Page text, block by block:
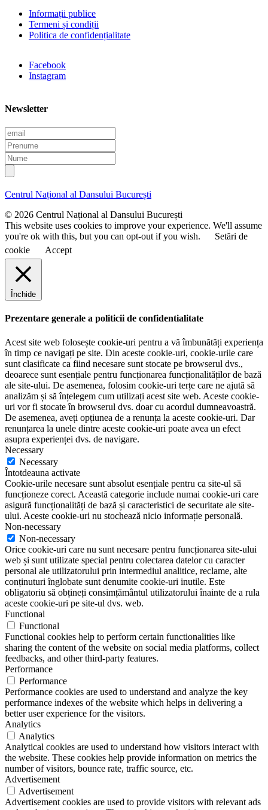
Informații publice
Termeni și condiții
Politica de confidențialitate
Facebook
Instagram
Newsletter
E
m
a
i
l
P
r
e
n
m
N
u
m
e
Centrul Național al Dansului București
© 2026 Centrul Național al Dansului București
This website uses cookies to improve your experience. We'll assume
you're ok with this, but you can opt-out if you wish.
Setări de
cookie
Accept
Închide
Prezentare generale a politicii de confidentialitate
Acest site web folosește cookie-uri pentru a vă îmbunătăți experiența
în timp ce navigați pe site. Din aceste cookie-uri, cookie-urile care
sunt clasificate ca fiind necesare sunt stocate pe browserul dvs.,
deoarece sunt esențiale pentru funcționarea funcționalităților de bază
ale site-ului. De asemenea, folosim cookie-uri terțe care ne ajută să
analizăm și să înțelegem cum utilizați acest site web. Aceste cookie-
uri vor fi stocate în browserul dvs. doar cu acordul dumneavoastră.
De asemenea, aveți opțiunea de a renunța la aceste cookie-uri. Dar
renunțarea la unele dintre aceste cookie-uri poate avea un efect
asupra experienței dvs. de navigare.
Necessary
Necessary
Întotdeauna activate
Cookie-urile necesare sunt absolut esențiale pentru ca site-ul să
funcționeze corect. Această categorie include numai cookie-uri care
asigură funcționalități de bază și caracteristici de securitate ale site-
ului. Aceste cookie-uri nu stochează nicio informație personală.
Non-necessary
Non-necessary
Orice cookie-uri care nu sunt necesare pentru funcționarea site-ului
web și sunt utilizate special pentru colectarea datelor cu caracter
personal ale utilizatorului prin intermediul analitice, reclame, alte
conținuturi înglobate sunt denumite cookie-uri inutile. Este
obligatoriu să obțineți consimțământul utilizatorului înainte de a rula
aceste cookie-uri pe site-ul dvs. web.
Functional
Functional
Functional cookies help to perform certain functionalities like
sharing the content of the website on social media platforms, collect
feedbacks, and other third-party features.
Performance
Performance
Performance cookies are used to understand and analyze the key
performance indexes of the website which helps in delivering a
better user experience for the visitors.
Analytics
Analytics
Analytical cookies are used to understand how visitors interact with
the website. These cookies help provide information on metrics the
number of visitors, bounce rate, traffic source, etc.
Advertisement
Advertisement
Advertisement cookies are used to provide visitors with relevant ads